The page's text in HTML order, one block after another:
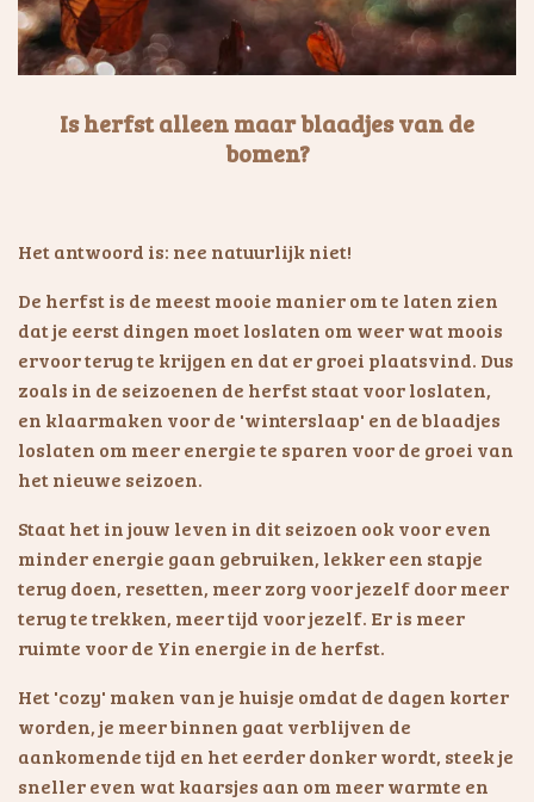
Is herfst alleen maar blaadjes van de
bomen?
Het antwoord is: nee natuurlijk niet!
De herfst is de meest mooie manier om te laten zien
dat je eerst dingen moet loslaten om weer wat moois
ervoor terug te krijgen en dat er groei plaatsvind. Dus
zoals in de seizoenen de herfst staat voor loslaten,
en klaarmaken voor de 'winterslaap' en de blaadjes
loslaten om meer energie te sparen voor de groei van
het nieuwe seizoen.
Staat het in jouw leven in dit seizoen ook voor even
minder energie gaan gebruiken, lekker een stapje
terug doen, resetten, meer zorg voor jezelf door meer
terug te trekken, meer tijd voor jezelf. Er is meer
ruimte voor de Yin energie in de herfst.
Het 'cozy' maken van je huisje omdat de dagen korter
worden, je meer binnen gaat verblijven de
aankomende tijd en het eerder donker wordt, steek je
sneller even wat kaarsjes aan om meer warmte en